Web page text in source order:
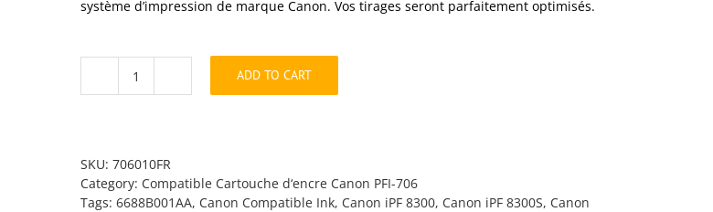
système d’impression de marque Canon. Vos tirages seront parfaitement optimisés.
PFI-
quantity
ADD TO CART
SKU: 706010FR
Category: Compatible Cartouche d‘encre Canon PFI-706
Tags: 6688B001AA, Canon Compatible Ink, Canon iPF 8300, Canon iPF 8300S, Canon